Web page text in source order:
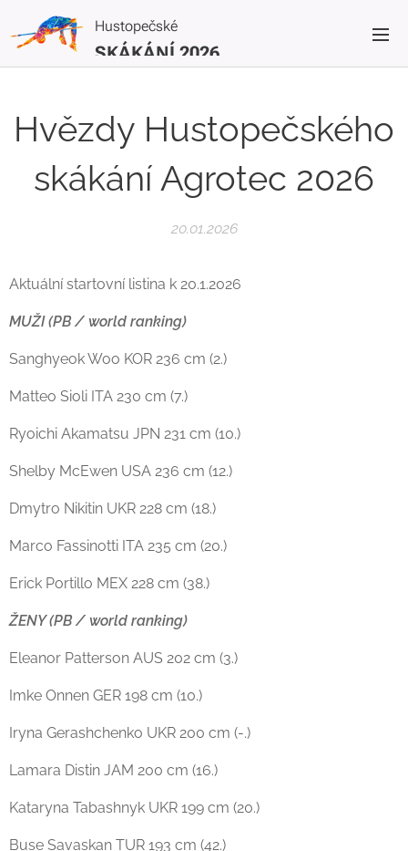
Hustopečské
SKÁKÁNÍ 2026
Hvězdy Hustopečského
skákání Agrotec 2026
20.01.2026
Aktuální startovní listina k 20.1.2026
MUŽI (PB / world ranking)
Sanghyeok Woo KOR 236 cm (2.)
Matteo Sioli ITA 230 cm (7.)
Ryoichi Akamatsu JPN 231 cm (10.)
Shelby McEwen USA 236 cm (12.)
Dmytro Nikitin UKR 228 cm (18.)
Marco Fassinotti ITA 235 cm (20.)
Erick Portillo MEX 228 cm (38.)
ŽENY (PB / world ranking)
Eleanor Patterson AUS 202 cm (3.)
Imke Onnen GER 198 cm (10.)
Iryna Gerashchenko UKR 200 cm (-.)
Lamara Distin JAM 200 cm (16.)
Kataryna Tabashnyk UKR 199 cm (20.)
Buse Savaskan TUR 193 cm (42.)